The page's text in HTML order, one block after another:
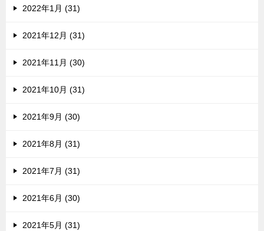
2022年1月 (31)
2021年12月 (31)
2021年11月 (30)
2021年10月 (31)
2021年9月 (30)
2021年8月 (31)
2021年7月 (31)
2021年6月 (30)
2021年5月 (31)